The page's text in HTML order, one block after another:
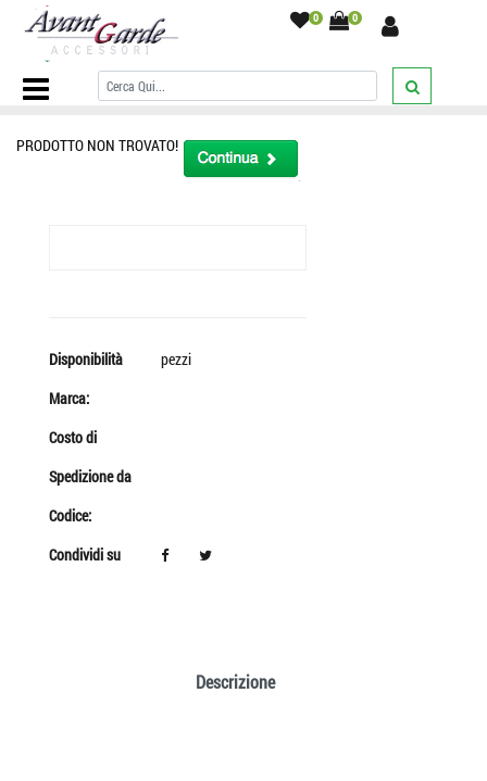
0 0
Home Page/Cravatta bordeaux a pois arancio meccanico italy seta
silk cravatte a pallini/
PRODOTTO NON TROVATO!
Disponibilità
pezzi
Marca:
Costo di
Spedizione da
Codice:
Condividi su
Descrizione